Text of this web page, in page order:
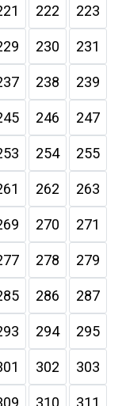
222 223
230 231
238 239
246 247
254 255
262 263
270 271
278 279
286 287
294 295
302 303
310 311